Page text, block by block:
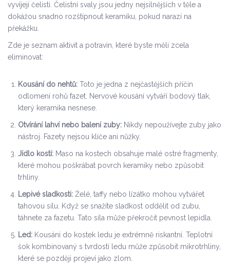
vyvíjejí čelisti. Čelistní svaly jsou jedny nejsilnějších v těle a
dokážou snadno rozštípnout keramiku, pokud narazí na
překážku.
Zde je seznam aktivit a potravin, které byste měli zcela
eliminovat:
Kousání do nehtů: Toto je jedna z nejčastějších příčin
odlomení rohů fazet. Nervové kousání vytváří bodový tlak,
který keramika nesnese.
Otvírání lahví nebo balení zuby: Nikdy nepoužívejte zuby jako
nástroj. Fazety nejsou klíče ani nůžky.
Jídlo kostí: Maso na kostech obsahuje malé ostré fragmenty,
které mohou poškrábat povrch keramiky nebo způsobit
trhliny.
Lepivé sladkosti: Želé, taffy nebo lízátko mohou vytvářet
tahovou sílu. Když se snažíte sladkost oddělit od zubu,
táhnete za fazetu. Tato síla může překročit pevnost lepidla.
Led: Kousání do kostek ledu je extrémně riskantní. Teplotní
šok kombinovaný s tvrdostí ledu může způsobit mikrotrhliny,
které se později projeví jako zlom.